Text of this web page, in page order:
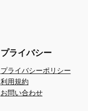
プライバシー
プライバシーポリシー
利用規約
お問い合わせ